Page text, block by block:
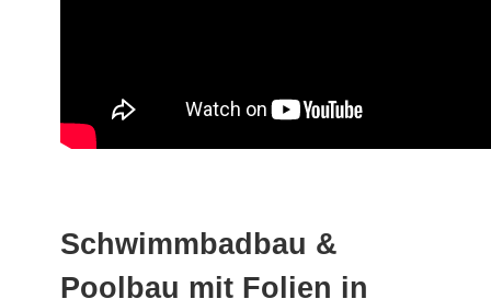
Schwimmbadbau &
Poolbau mit Folien in